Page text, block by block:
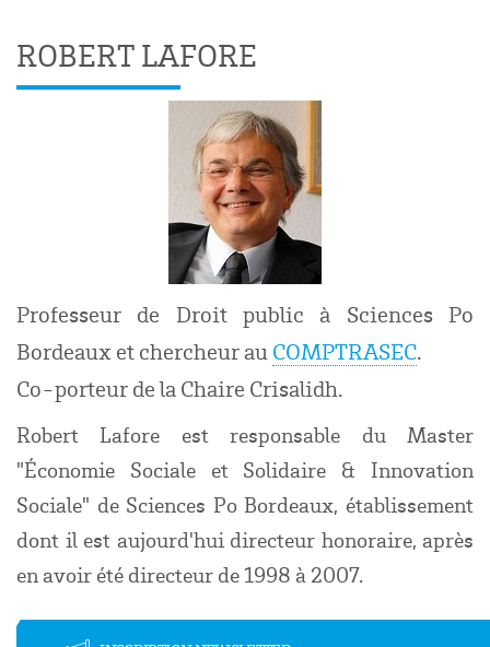
ROBERT LAFORE
Professeur de Droit public à Sciences Po
Bordeaux et chercheur au COMPTRASEC.
Co-porteur de la Chaire Crisalidh.
Robert Lafore est responsable du Master
"Économie Sociale et Solidaire & Innovation
Sociale" de Sciences Po Bordeaux, établissement
dont il est aujourd'hui directeur honoraire, après
en avoir été directeur de 1998 à 2007.